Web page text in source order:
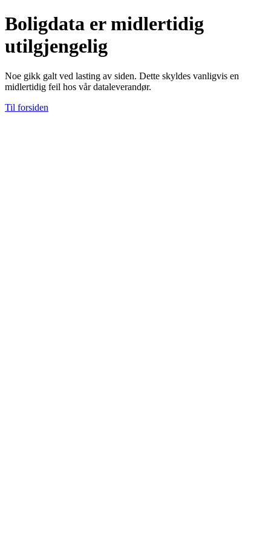
Boligdata er midlertidig
utilgjengelig
Noe gikk galt ved lasting av siden. Dette skyldes vanligvis en
midlertidig feil hos vår dataleverandør.
Til forsiden